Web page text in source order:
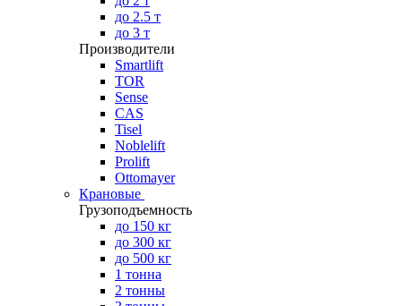
до 2.5 т
до 3 т
Производители
Smartlift
TOR
Sense
CAS
Tisel
Noblelift
Prolift
Ottomayer
Крановые
Грузоподъемность
до 150 кг
до 300 кг
до 500 кг
1 тонна
2 тонны